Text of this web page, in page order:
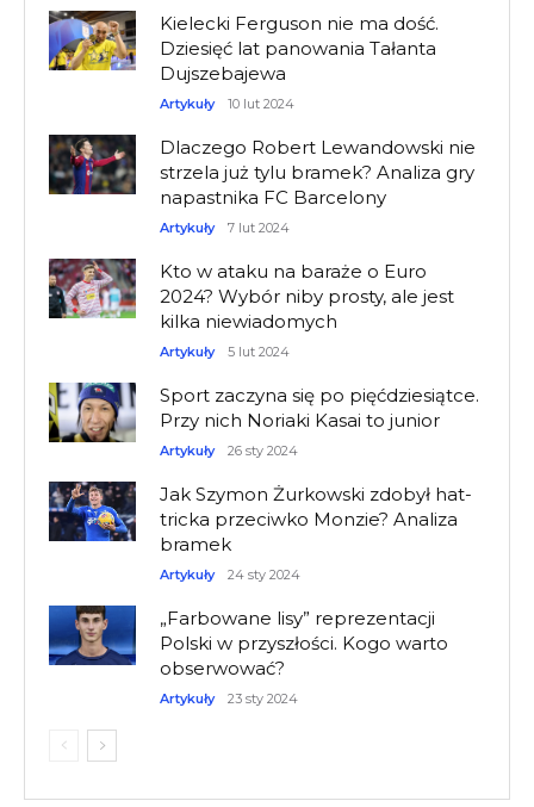
Kielecki Ferguson nie ma dość.
Dziesięć lat panowania Tałanta
Dujszebajewa
Artykuły 10 lut 2024
Dlaczego Robert Lewandowski nie
strzela już tylu bramek? Analiza gry
napastnika FC Barcelony
Artykuły 7 lut 2024
Kto w ataku na baraże o Euro
2024? Wybór niby prosty, ale jest
kilka niewiadomych
Artykuły 5 lut 2024
Sport zaczyna się po pięćdziesiątce.
Przy nich Noriaki Kasai to junior
Artykuły 26 sty 2024
Jak Szymon Żurkowski zdobył hat-
tricka przeciwko Monzie? Analiza
bramek
Artykuły 24 sty 2024
„Farbowane lisy” reprezentacji
Polski w przyszłości. Kogo warto
obserwować?
Artykuły 23 sty 2024